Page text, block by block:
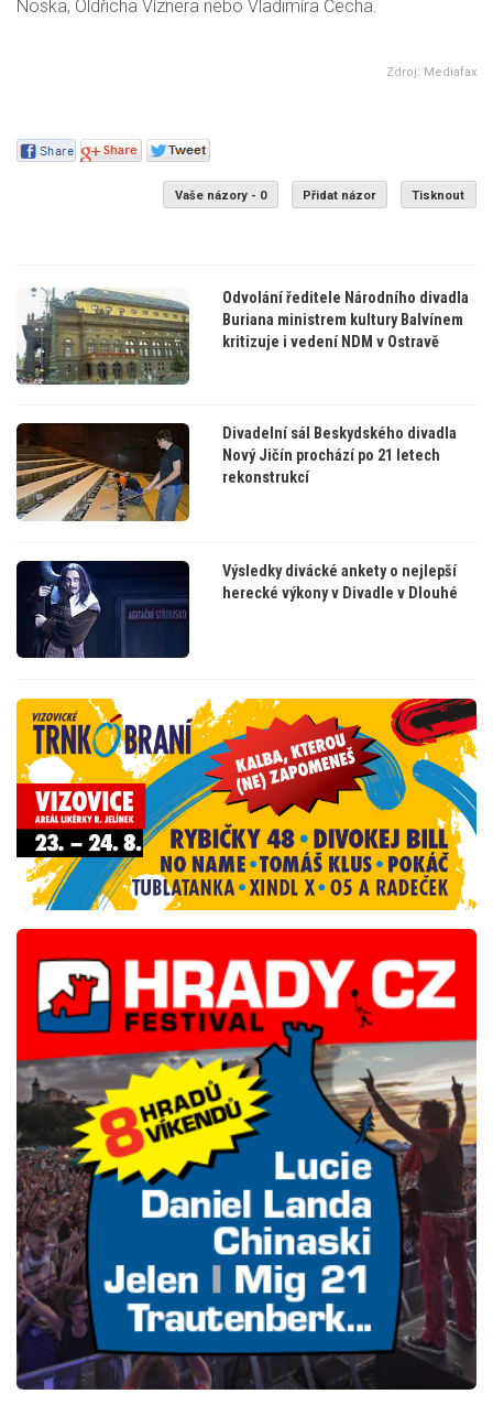
Noska, Oldřicha Víznera nebo Vladimíra Čecha.
Zdroj: Mediafax
Vaše názory - 0 Přidat názor Tisknout
Odvolání ředitele Národního divadla
Buriana ministrem kultury Balvínem
kritizuje i vedení NDM v Ostravě
Divadelní sál Beskydského divadla
Nový Jičín prochází po 21 letech
rekonstrukcí
Výsledky divácké ankety o nejlepší
herecké výkony v Divadle v Dlouhé